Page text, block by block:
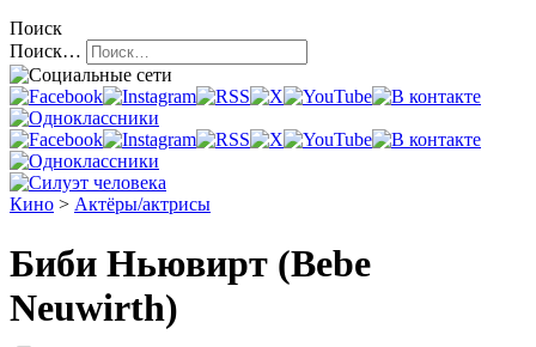
Поиск
Поиск…
Кино > Актёры/актрисы
Биби Ньювирт (Bebe
Neuwirth)